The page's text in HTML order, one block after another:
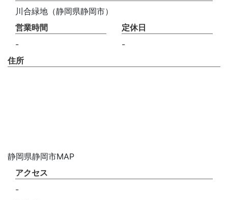
川合緑地（静岡県静岡市）
営業時間
-
定休日
-
住所
静岡県静岡市MAP
アクセス
-